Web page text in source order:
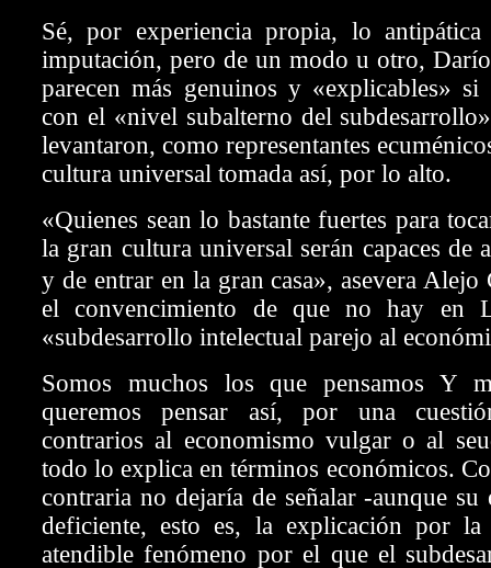
Sé, por experiencia propia, lo antipática
imputación, pero de un modo u otro,
parecen más genuinos y «explicables» si
con el «nivel subalterno del
levantaron, como representantes
cultura universal tomada así, por lo alto.
«Quienes sean lo bastante fuertes para
la gran cultura universal serán capaces de
y de entrar en la gran casa», asevera Alejo
el convencimiento de que no hay en
«subdesarrollo intelectual parejo al
Somos muchos los que pensamos Y
queremos pensar así, por una
contrarios al economismo vulgar o al
todo lo explica en términos económicos.
contraria no dejaría de señalar -aunque su
deficiente, esto es, la explicación por
atendible fenómeno por el que el